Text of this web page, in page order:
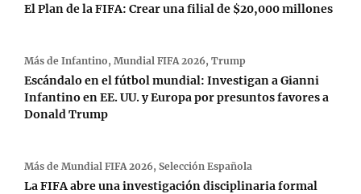
El Plan de la FIFA: Crear una filial de $20,000 millones
Más de Infantino, Mundial FIFA 2026, Trump
Escándalo en el fútbol mundial: Investigan a Gianni
Infantino en EE. UU. y Europa por presuntos favores a
Donald Trump
Más de Mundial FIFA 2026, Selección Española
La FIFA abre una investigación disciplinaria formal